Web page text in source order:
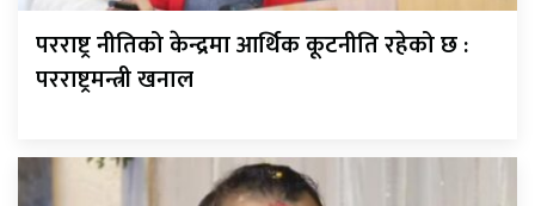
परराष्ट्र नीतिको केन्द्रमा आर्थिक कूटनीति रहेको छ :
परराष्ट्रमन्त्री खनाल